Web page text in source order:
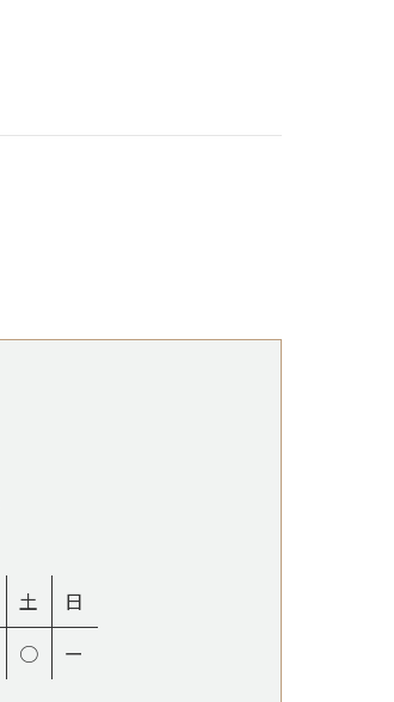
土
日
○ ー